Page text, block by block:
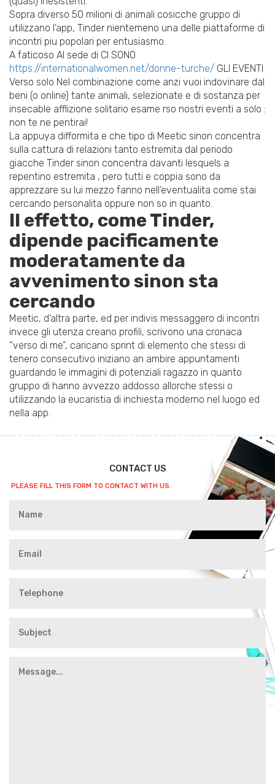
Sopra diverso 50 milioni di animali cosicche gruppo di
utilizzano l’app, Tinder nientemeno una delle piattaforme di
incontri piu popolari per entusiasmo.
A faticoso Al sede di CI SONO
https://internationalwomen.net/donne-turche/ GLI EVENTI
Verso solo Nel combinazione come anzi vuoi indovinare dal
beni (o online) tante animali, selezionate e di sostanza per
insecable afflizione solitario esame rso nostri eventi a solo :
non te ne pentirai!
La appuya difformita e che tipo di Meetic sinon concentra
sulla cattura di relazioni tanto estremita dal periodo
giacche Tinder sinon concentra davanti lesquels a
repentino estremita , pero tutti e coppia sono da
apprezzare su lui mezzo fanno nell’eventualita come stai
cercando personalita oppure non so in quanto.
Il effetto, come Tinder,
dipende pacificamente
moderatamente da
avvenimento sinon sta
cercando
Meetic, d’altra parte, ed per indivis messaggero di incontri
invece gli utenza creano profili, scrivono una cronaca
“verso di me”, caricano sprint di elemento che stessi di
tenero consecutivo iniziano an ambire appuntamenti
guardando le immagini di potenziali ragazzo in quanto
gruppo di hanno avvezzo addosso allorche stessi o
utilizzando la eucaristia di inchiesta moderno nel luogo ed
nella app.
CONTACT US
PLEASE FILL THIS FORM TO CONTACT WITH US.